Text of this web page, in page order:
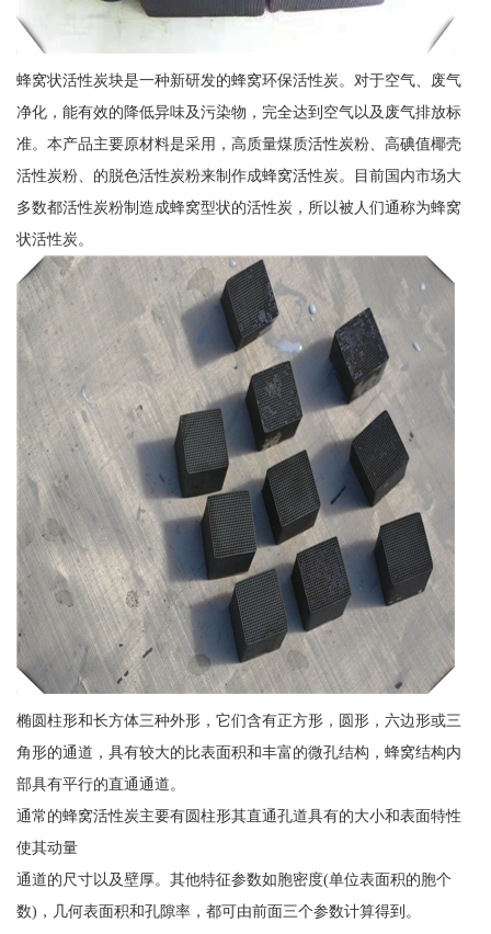
蜂窝状活性炭块是一种新研发的蜂窝环保活性炭。对于空气、废气
净化，能有效的降低异味及污染物，完全达到空气以及废气排放标
准。本产品主要原材料是采用，高质量煤质活性炭粉、高碘值椰壳
活性炭粉、的脱色活性炭粉来制作成蜂窝活性炭。目前国内市场大
多数都活性炭粉制造成蜂窝型状的活性炭，所以被人们通称为蜂窝
状活性炭。
椭圆柱形和长方体三种外形，它们含有正方形，圆形，六边形或三
角形的通道，具有较大的比表面积和丰富的微孔结构，蜂窝结构内
部具有平行的直通通道。
通常的蜂窝活性炭主要有圆柱形其直通孔道具有的大小和表面特性
使其动量
通道的尺寸以及壁厚。其他特征参数如胞密度(单位表面积的胞个
数)，几何表面积和孔隙率，都可由前面三个参数计算得到。